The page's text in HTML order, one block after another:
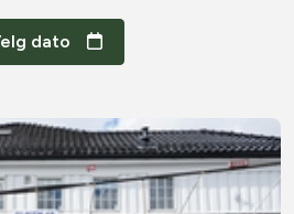
dato